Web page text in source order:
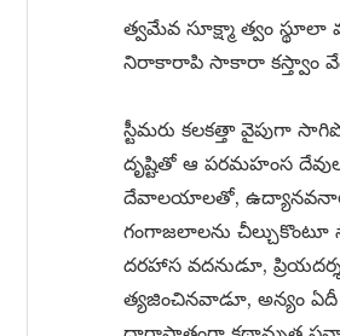
త్వమేవ సూక్ష్మా త్వం స్థూలా
నిరాకారాపి సాకారా కస్త్వాం
స్టీమరు కలకత్తా వైపుగా
దృష్టితో ఆ పరమహంస
దేవాలయాలతో, ఉద్యానవనాలతో
గంగాజలాలను చీల్చుకొంటూ
దరహాస వదనుడూ,
త్యజించినవాడూ, అన్యం